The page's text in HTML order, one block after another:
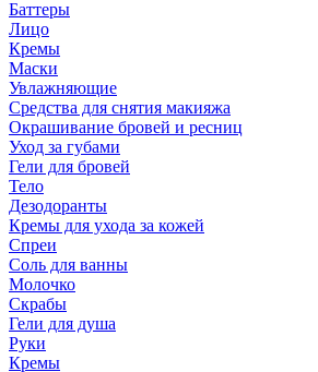
Баттеры
Лицо
Кремы
Маски
Увлажняющие
Средства для снятия макияжа
Окрашивание бровей и ресниц
Уход за губами
Гели для бровей
Тело
Дезодоранты
Кремы для ухода за кожей
Спреи
Соль для ванны
Молочко
Скрабы
Гели для душа
Руки
Кремы